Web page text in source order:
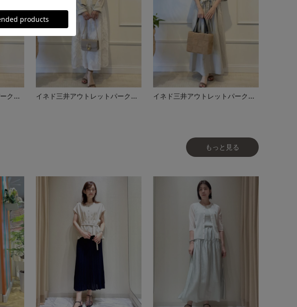
イネド三井アウトレットパーク多摩南大沢店 イネド三井アウトレットパーク多摩南大沢店 イネド三井アウトレットパーク多摩南大沢店
もっと見る